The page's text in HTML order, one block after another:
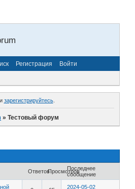
Регистрация Войти
зарегистрируйтесь.
»Тестовый форум
ОтветовПросмотровПоследнее
сообщение
2024-05-02